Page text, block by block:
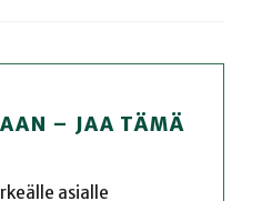
– JAA TÄMÄ
asialle